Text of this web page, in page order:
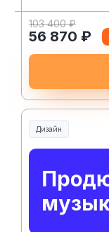
103 400 ₽
56 870 ₽
Дизайн